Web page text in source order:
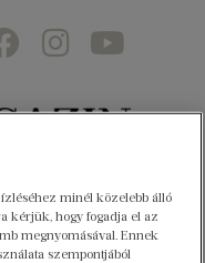
minél közelebb álló
kérjük, hogy fogadja el az
megnyomásával. Ennek
szempontjából